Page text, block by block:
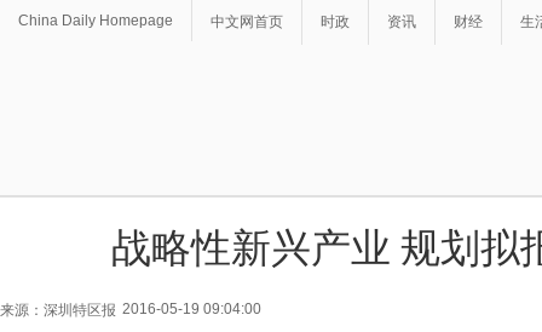
China Daily Homepage 中文网首页 时政 资讯 财经 生
战略性新兴产业 规划拟
来源：深圳特区报 2016-05-19 09:04:00